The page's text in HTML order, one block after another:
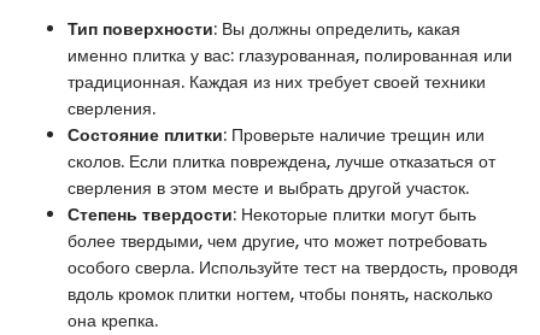
Тип поверхности: Вы должны определить, какая
именно плитка у вас: глазурованная, полированная или
традиционная. Каждая из них требует своей техники
сверления.
Состояние плитки: Проверьте наличие трещин или
сколов. Если плитка повреждена, лучше отказаться от
сверления в этом месте и выбрать другой участок.
Степень твердости: Некоторые плитки могут быть
более твердыми, чем другие, что может потребовать
особого сверла. Используйте тест на твердость, проводя
вдоль кромок плитки ногтем, чтобы понять, насколько
она крепка.